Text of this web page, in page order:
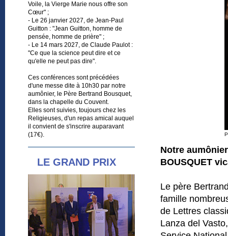
Voile, la Vierge Marie nous offre son
Cœur" ;
- Le 26 janvier 2027, de Jean-Paul
Guitton : "Jean Guitton, homme de
pensée, homme de prière" ;
- Le 14 mars 2027, de Claude Paulot :
"Ce que la science peut dire et ce
qu'elle ne peut pas dire".
Ces conférences sont précédées
d'une messe dite à 10h30 par notre
aumônier, le Père Bertrand Bousquet,
dans la chapelle du Couvent.
Elles sont suivies, toujours chez les
Religieuses, d'un repas amical auquel
il convient de s'inscrire auparavant
(17€).
LE GRAND PRIX
Notre
BOUSQUET
Le père
famille
de Lettres
Lanza del